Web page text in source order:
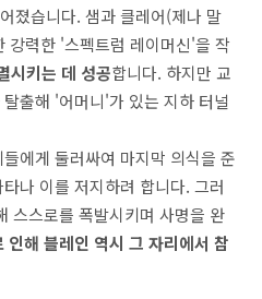
졌습니다. 샘과 클레어(제나 말
강력한 '스펙트럼 레이머신'을 작
시키는 데 성공합니다. 하지만 교
출해 '어머니'가 있는 지하 터널
에게 둘러싸여 마지막 의식을 준
나 이를 저지하려 합니다. 그러
스스로를 폭발시키며 사명을 완
인해 블레인 역시 그 자리에서 참